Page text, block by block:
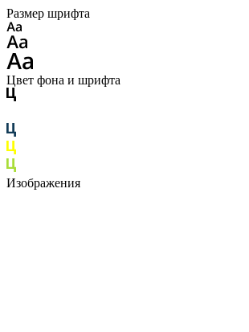
Размер шрифта
Цвет фона и шрифта
Изображения